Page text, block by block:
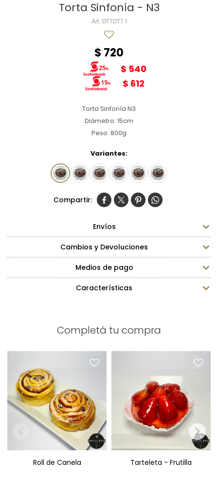
Torta Sinfonía - N3
DT7DT7.1
$ 720
$ 540
$ 612
Torta Sinfonía N3
Diámetro: 15cm
Peso: 800g
Variantes:
   
Envíos
Cambios y Devoluciones
Medios de pago
Características
Completá tu compra
Roll de Canela x1
Roll de Canela
Tarteleta de Frutilla x1
Tarteleta - Frutilla